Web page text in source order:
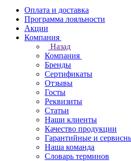
Оплата и доставка
Программа лояльности
Акции
Компания
Назад
Компания
Бренды
Сертификаты
Отзывы
Госты
Реквизиты
Статьи
Наши клиенты
Качество продукции
Гарантийные и
Наша команда
Словарь терминов